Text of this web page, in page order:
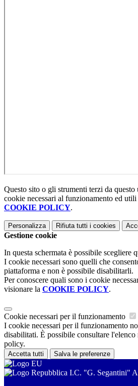
Questo sito o gli strumenti terzi da
cookie necessari al funzionamento ed
COOKIE POLICY.
Personalizza Rifiuta tutti i cookies
Gestione cookie
In questa schermata è possibile scegliere
I cookie necessari sono quelli che
piattaforma e non è possibile disabilitarli.
Per conoscere quali sono i cookie
visionare la COOKIE POLICY.
Cookie necessari per il funzionamento
I cookie necessari per il funzionamento
disabilitati. È possibile consultare
policy.
Accetta tutti Salva le preferenze
I.C. "G. Segantini"